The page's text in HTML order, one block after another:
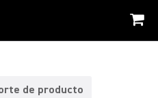
de producto